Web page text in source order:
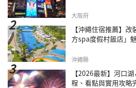
大阪府
【沖繩住宿推薦】
方spa度假村飯店」
沖繩縣
【2026最新】河口
程、看點與實用攻略